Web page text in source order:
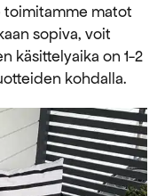
toimitamme matot
sopiva, voit
käsittelyaika on 1-2
kohdalla.